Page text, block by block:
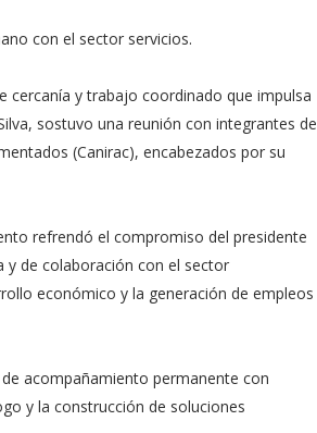
con el sector servicios.
cercanía y trabajo coordinado que impulsa
sostuvo una reunión con integrantes de
(Canirac), encabezados por su
refrendó el compromiso del presidente
y de colaboración con el sector
económico y la generación de empleos
acompañamiento permanente con
y la construcción de soluciones